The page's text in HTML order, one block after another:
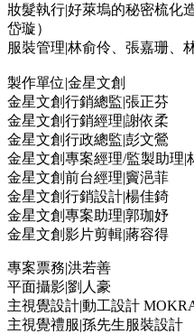
妝髮執行|好萊塢的秘密梳化
岱璇）
服裝管理|林俞伶、張嘉珊、
製作單位|金星文創
金星文創行銷總監|張正芬
金星文創行銷經理|謝依柔
金星文創行政總監|彭文鶯
金星文創專案經理/監製助理|
金星文創前台經理|竇浥菲
金星文創行銷設計|楊佳錡
金星文創專案助理|郭珈妤
金星文創影片剪輯|蔣容得
專案票務|洪若善
平面攝影|劉人豪
主視覺設計|動工設計
主視覺禮服|孫先生服裝設計